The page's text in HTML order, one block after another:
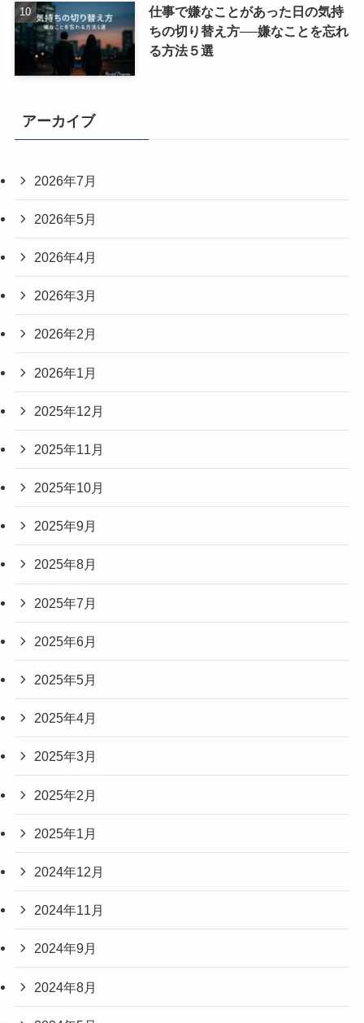
仕事で嫌なことがあった日の気持
ちの切り替え方──嫌なことを忘れ
る方法５選
アーカイブ
2026年7月
2026年5月
2026年4月
2026年3月
2026年2月
2026年1月
2025年12月
2025年11月
2025年10月
2025年9月
2025年8月
2025年7月
2025年6月
2025年5月
2025年4月
2025年3月
2025年2月
2025年1月
2024年12月
2024年11月
2024年9月
2024年8月